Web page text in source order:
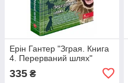
Ерін Гантер "Зграя. Книга
4. Перерваний шлях"
335 ₴